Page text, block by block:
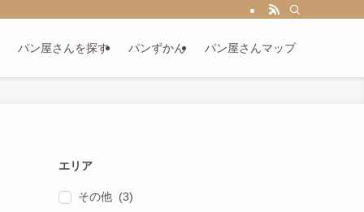
パン屋さんを探す パンずかん パン屋さんマップ
エリア
その他 (3)